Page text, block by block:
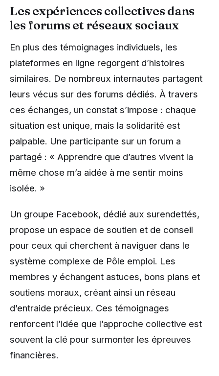
Les expériences collectives dans
les forums et réseaux sociaux
En plus des témoignages individuels, les
plateformes en ligne regorgent d’histoires
similaires. De nombreux internautes partagent
leurs vécus sur des forums dédiés. À travers
ces échanges, un constat s’impose : chaque
situation est unique, mais la solidarité est
palpable. Une participante sur un forum a
partagé : « Apprendre que d’autres vivent la
même chose m’a aidée à me sentir moins
isolée. »
Un groupe Facebook, dédié aux surendettés,
propose un espace de soutien et de conseil
pour ceux qui cherchent à naviguer dans le
système complexe de Pôle emploi. Les
membres y échangent astuces, bons plans et
soutiens moraux, créant ainsi un réseau
d’entraide précieux. Ces témoignages
renforcent l’idée que l’approche collective est
souvent la clé pour surmonter les épreuves
financières.